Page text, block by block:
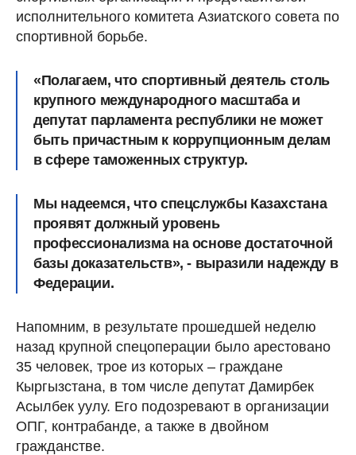
исполнительного комитета Азиатского совета по
спортивной борьбе.
«Полагаем, что спортивный деятель столь
крупного международного масштаба и
депутат парламента республики не может
быть причастным к коррупционным делам
в сфере таможенных структур.
Мы надеемся, что спецслужбы Казахстана
проявят должный уровень
профессионализма на основе достаточной
базы доказательств», - выразили надежду в
Федерации.
Напомним, в результате прошедшей неделю
назад крупной спецоперации было арестовано
35 человек, трое из которых – граждане
Кыргызстана, в том числе депутат Дамирбек
Асылбек уулу. Его подозревают в организации
ОПГ, контрабанде, а также в двойном
гражданстве.